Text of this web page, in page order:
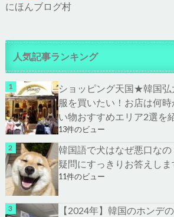
にほんブログ村
人気記事ランキング
ショッピング天国★韓国弘
服を買いたい！お店は何
い物おすすめエリア2選を
13件のビュー
韓国語で犬はなぜ悪口な
疑問にすっきりお答えしま
11件のビュー
【2024年】韓国のホンデ